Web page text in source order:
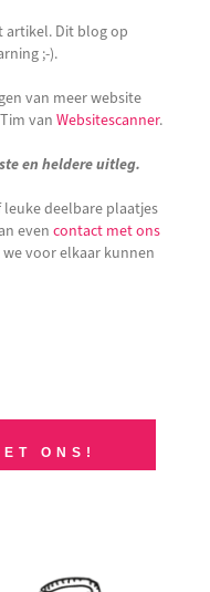
artikel. Dit blog op
;-).
van meer website
van Websitescanner.
en heldere uitleg.
deelbare plaatjes
even contact met ons
voor elkaar kunnen
ONS!